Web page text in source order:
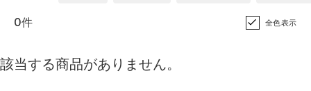
0件 全色表示
該当する商品がありません。